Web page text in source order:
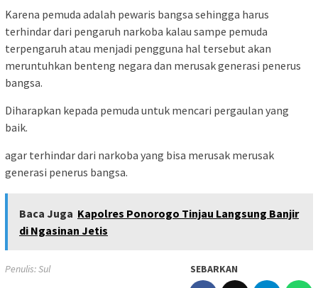
Karena pemuda adalah pewaris bangsa sehingga harus
terhindar dari pengaruh narkoba kalau sampe pemuda
terpengaruh atau menjadi pengguna hal tersebut akan
meruntuhkan benteng negara dan merusak generasi penerus
bangsa.
Diharapkan kepada pemuda untuk mencari pergaulan yang
baik.
agar terhindar dari narkoba yang bisa merusak merusak
generasi penerus bangsa.
Baca Juga Kapolres Ponorogo Tinjau Langsung Banjir
di Ngasinan Jetis
Penulis: Sul SEBARKAN